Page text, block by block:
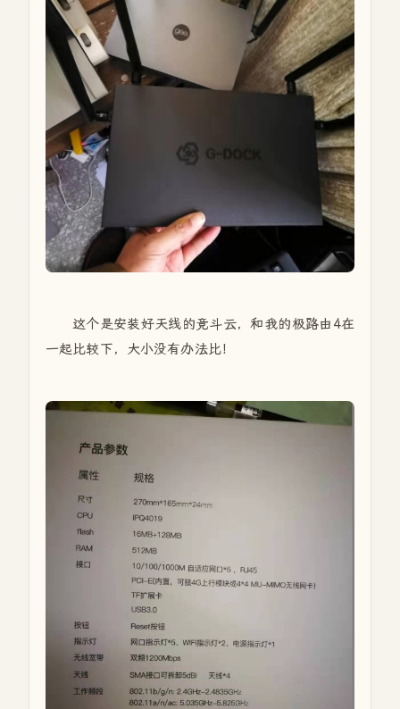
这个是安装好天线的竞斗云，和我的极路由4在
一起比较下，大小没有办法比！